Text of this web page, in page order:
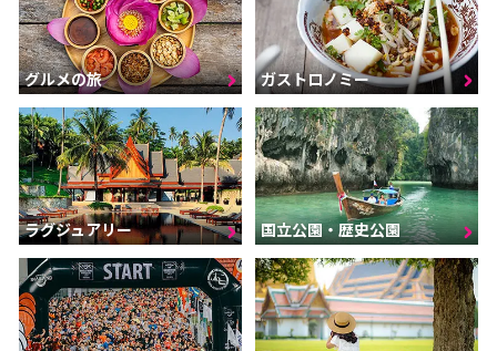
グルメの旅 ガストロノミー
ラグジュアリー 国立公園・歴史公園